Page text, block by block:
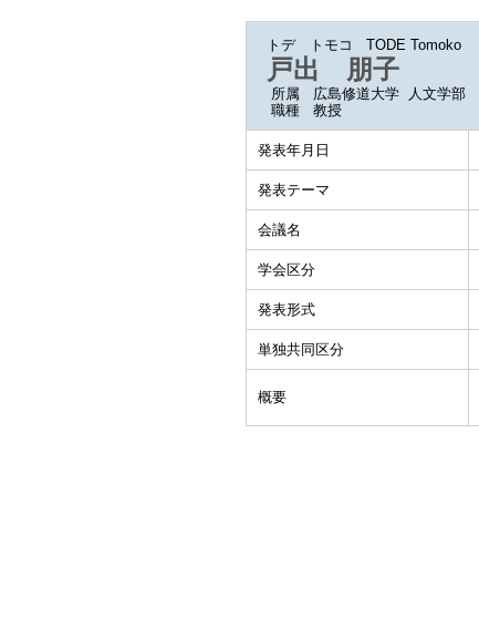
トデ トモコ TODE Tomoko
戸出 朋子
所属
広島修道大学 人文学部
職種
教授
発表年月日
発表テーマ
会議名
学会区分
発表形式
単独共同区分
概要